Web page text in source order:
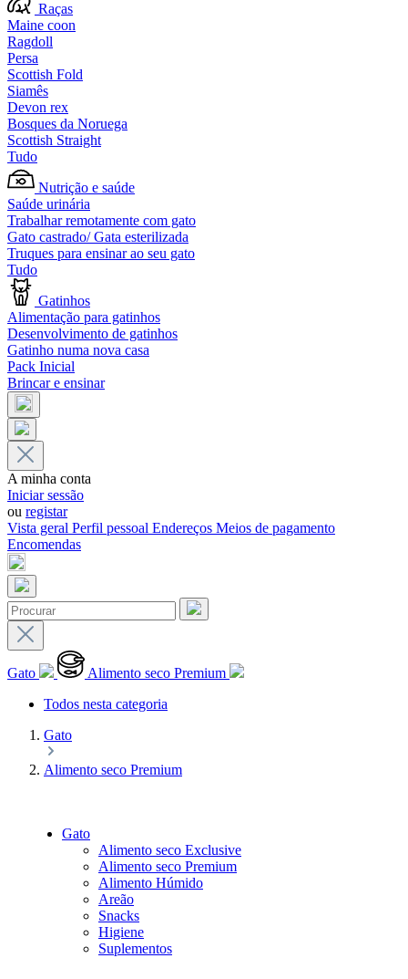
Raças
Maine coon
Ragdoll
Persa
Scottish Fold
Siamês
Devon rex
Bosques da Noruega
Scottish Straight
Tudo
Nutrição e saúde
Saúde urinária
Trabalhar remotamente com gato
Gato castrado/ Gata esterilizada
Truques para ensinar ao seu gato
Tudo
Gatinhos
Alimentação para gatinhos
Desenvolvimento de gatinhos
Gatinho numa nova casa
Pack Inicial
Brincar e ensinar
A minha conta
Iniciar sessão
ou registar
Vista geral Perfil pessoal Endereços Meios de pagamento
Encomendas
Gato
Alimento seco Premium
Todos nesta categoria
Gato
Alimento seco Premium
Gato
Alimento seco Exclusive
Alimento seco Premium
Alimento Húmido
Areão
Snacks
Higiene
Suplementos